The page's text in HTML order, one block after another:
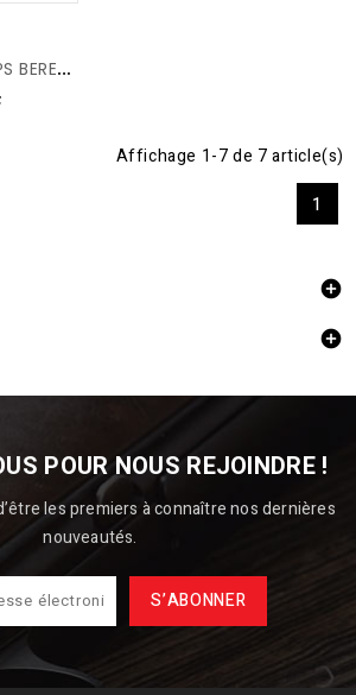
C
HARGEUR 17 COUPS BERETTA...
Affichage 1-7 de 7 article(s)
1


POUR NOUS REJOINDRE !
les premiers à connaître nos dernières
nouveautés.